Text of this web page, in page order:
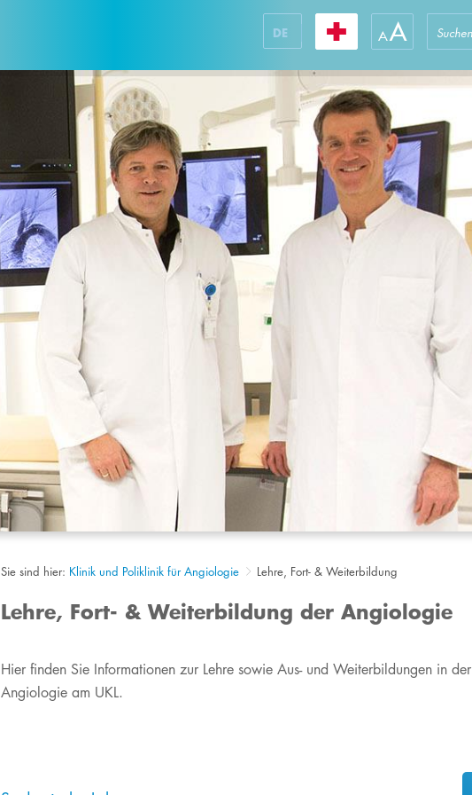
DE
Sie sind hier: Klinik und Poliklinik für Angiologie Lehre, Fort- & Weiterbildung
Lehre, Fort- & Weiterbildung der Angiologie
​​​​​​​​​​​​​​​​​​Hier finden Sie Informationen zur Lehre sowie Aus- und Weiterbildungen in der
Angiologie am UKL.​